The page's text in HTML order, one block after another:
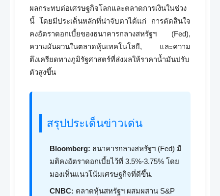
ผลกระทบต่อเศรษฐกิจโลกและตลาดการเงินในช่วง
นี้ โดยมีประเด็นหลักที่น่าจับตาได้แก่ การตัดสินใจ
คงอัตราดอกเบี้ยของธนาคารกลางสหรัฐฯ (Fed),
ความผันผวนในตลาดหุ้นเทคโนโลยี, และความ
ตึงเครียดทางภูมิรัฐศาสตร์ที่ส่งผลให้ราคาน้ำมันปรับ
ตัวสูงขึ้น
สรุปประเด็นข่าวเด่น
Bloomberg: ธนาคารกลางสหรัฐฯ (Fed) มี
มติคงอัตราดอกเบี้ยไว้ที่ 3.5%-3.75% โดย
มองเห็นแนวโน้มเศรษฐกิจที่ดีขึ้น.
CNBC: ตลาดหุ้นสหรัฐฯ ผสมผสาน S&P